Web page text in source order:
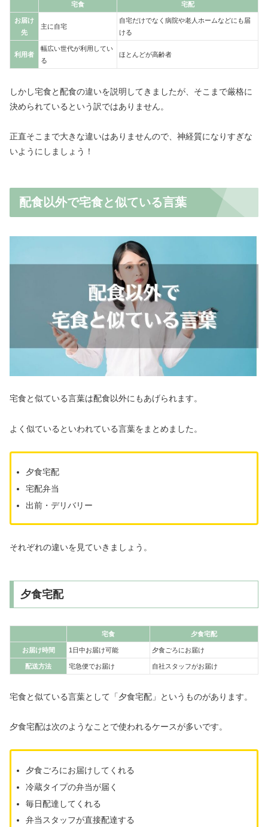
宅食 宅配
お届け
先
主に自宅
自宅だけでなく病院や老人ホームなどにも届
ける
利用者
幅広い世代が利用してい
る
ほとんどが高齢者
しかし宅食と配食の違いを説明してきましたが、そこまで厳格に
決められているという訳ではありません。
正直そこまで大きな違いはありませんので、神経質になりすぎな
いようにしましょう！
配食以外で宅食と似ている言葉
宅食と似ている言葉は配食以外にもあげられます。
よく似ているといわれている言葉をまとめました。
夕食宅配
宅配弁当
出前・デリバリー
それぞれの違いを見ていきましょう。
夕食宅配
宅食 夕食宅配
お届け時間 1日中お届け可能 夕食ごろにお届け
配送方法 宅急便でお届け 自社スタッフがお届け
宅食と似ている言葉として「夕食宅配」というものがあります。
夕食宅配は次のようなことで使われるケースが多いです。
夕食ごろにお届けしてくれる
冷蔵タイプの弁当が届く
毎日配達してくれる
弁当スタッフが直接配達する